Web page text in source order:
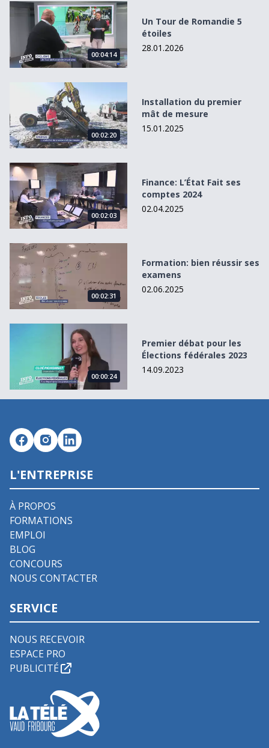
Un Tour de Romandie 5 étoiles
00:04:14
Un Tour de Romandie 5
étoiles
28.01.2026
Installation du premier mât de mesure
00:02:20
Installation du premier
mât de mesure
15.01.2025
Finance: L’État Fait ses comptes 2024
00:02:03
Finance: L’État Fait ses
comptes 2024
02.04.2025
Formation: bien réussir ses examens
00:02:31
Formation: bien réussir ses
examens
02.06.2025
Premier débat pour les Élections fédérales 2023
00:00:24
Premier débat pour les
Élections fédérales 2023
14.09.2023
L'ENTREPRISE
À PROPOS
FORMATIONS
EMPLOI
BLOG
CONCOURS
NOUS CONTACTER
SERVICE
NOUS RECEVOIR
ESPACE PRO
PUBLICITÉ